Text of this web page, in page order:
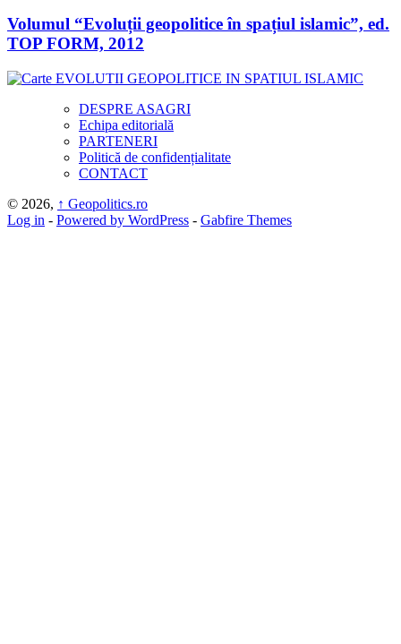
Volumul “Evoluții geopolitice în spațiul islamic”, ed.
TOP FORM, 2012
DESPRE ASAGRI
Echipa editorială
PARTENERI
Politică de confidențialitate
CONTACT
© 2026, ↑ Geopolitics.ro
Log in - Powered by WordPress - Gabfire Themes